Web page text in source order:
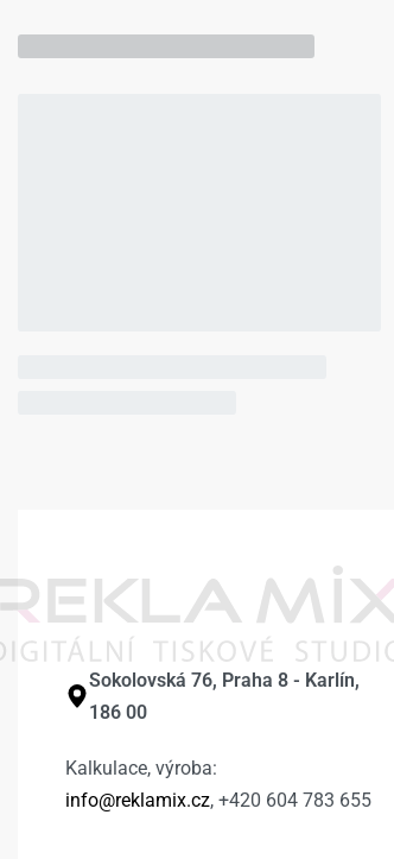
Sokolovská 76, Praha 8 - Karlín,
186 00
Kalkulace, výroba:
info@reklamix.cz, +420 604 783 655